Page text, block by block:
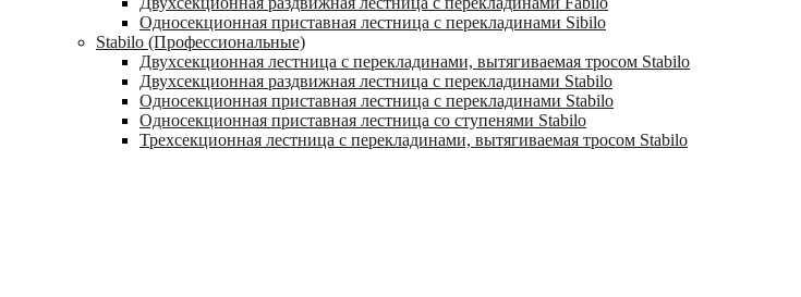
Односекционная приставная лестница с перекладинами Sibilo
Stabilo (Профессиональные)
Двухсекционная лестница с перекладинами, вытягиваемая тросом Stabilo
Двухсекционная раздвижная лестница с перекладинами Stabilo
Односекционная приставная лестница с перекладинами Stabilo
Односекционная приставная лестница со ступенями Stabilo
Трехсекционная лестница с перекладинами, вытягиваемая тросом Stabilo